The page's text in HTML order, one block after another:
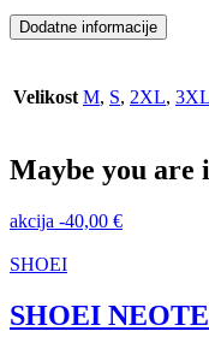
Dodatne informacije
Velikost M, S, 2XL, 3XL
Maybe you are
akcija -40,00 €
SHOEI
SHOEI